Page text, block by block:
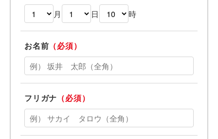
月
日 時
お名前 （必須）
フリガナ （必須）